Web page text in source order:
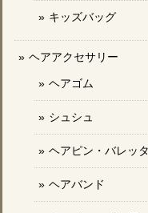
キッズバッグ
ヘアアクセサリー
ヘアゴム
シュシュ
ヘアピン・バレッ
ヘアバンド